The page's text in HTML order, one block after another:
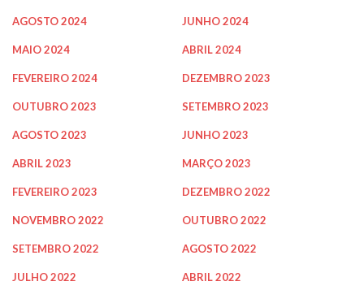
AGOSTO 2024 JUNHO 2024
MAIO 2024 ABRIL 2024
FEVEREIRO 2024 DEZEMBRO 2023
OUTUBRO 2023 SETEMBRO 2023
AGOSTO 2023 JUNHO 2023
ABRIL 2023 MARÇO 2023
FEVEREIRO 2023 DEZEMBRO 2022
NOVEMBRO 2022 OUTUBRO 2022
SETEMBRO 2022 AGOSTO 2022
JULHO 2022 ABRIL 2022